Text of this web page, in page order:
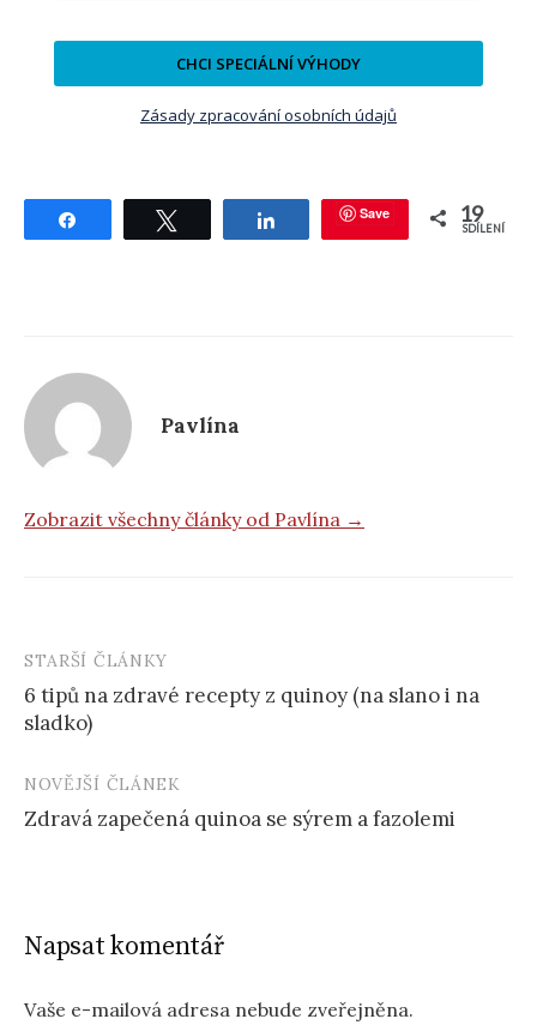
CHCI SPECIÁLNÍ VÝHODY
Zásady zpracování osobních údajů
Tweetnout Save 19
SDÍLENÍ
Pavlína
Zobrazit všechny články od Pavlína →
Post
navigation
STARŠÍ ČLÁNKY
6 tipů na zdravé recepty z quinoy (na slano i na
sladko)
NOVĚJŠÍ ČLÁNEK
Zdravá zapečená quinoa se sýrem a fazolemi
Napsat komentář
Vaše e-mailová adresa nebude zveřejněna.